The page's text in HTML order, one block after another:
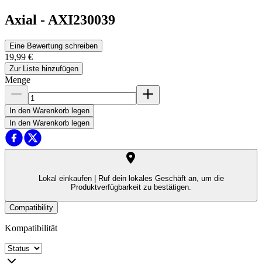
Axial - AXI230039
Eine Bewertung schreiben
19,99 €
Zur Liste hinzufügen
Menge
In den Warenkorb legen
In den Warenkorb legen
Lokal einkaufen |
Ruf dein lokales Geschäft an, um die
Produktverfügbarkeit zu bestätigen.
Compatibility
Kompatibilität